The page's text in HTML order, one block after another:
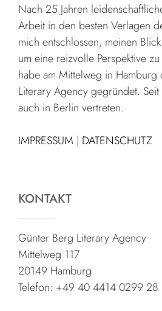
Nach 25 Jahren
Arbeit in den besten Verlagen
mich entschlossen, meinen
um eine reizvolle Perspektive
habe am Mittelweg in
Literary Agency gegründet.
auch in Berlin vertreten.
IMPRESSUM | DATENSCHUTZ
KONTAKT
Günter Berg Literary Agency
Mittelweg 117
20149 Hamburg
Telefon: +49 40 4414 0299 28